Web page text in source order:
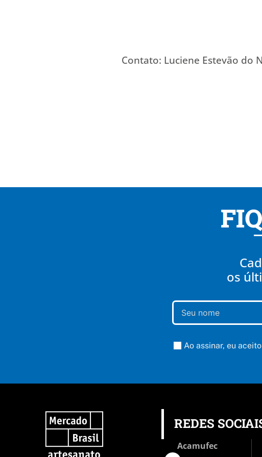
Contato: Luciene Estevão do
os
Ao assinar, eu
REDES
Acamufec